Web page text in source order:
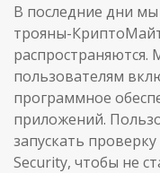
В последние дни
трояны-
пользователям
программное
приложений.
запускать
Security, чтобы не